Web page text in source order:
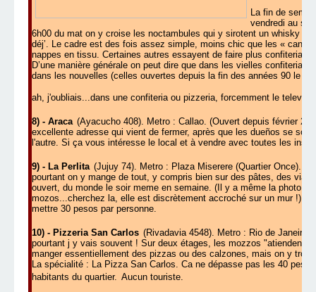
La fin de
vendredi au
6h00 du mat on y croise les noctambules qui y sirotent un whisky et
déj’. Le cadre est des fois assez simple, moins chic que les «
nappes en tissu. Certaines autres essayent de faire plus confiterias
D’une manière générale on peut dire que dans les vielles confiterias
dans les nouvelles (celles ouvertes depuis la fin des années 90 le
ah, j'oubliais...dans une confiteria ou pizzeria, forcemment le
8) - Araca (Ayacucho 408). Metro : Callao. (Ouvert depuis février
excellente adresse qui vient de fermer, après que les dueños se
l'autre. Si ça vous intéresse le local et à vendre avec toutes les
9) - La Perlita (Jujuy 74). Metro : Plaza Miserere (Quartier Once).
pourtant on y mange de tout, y compris bien sur des pâtes, des
ouvert, du monde le soir meme en semaine. (Il y a même la photo
mozos...cherchez la, elle est discrètement accroché sur un mur !).
mettre 30 pesos par personne.
10) - Pizzeria San Carlos (Rivadavia 4548). Metro : Rio de Janeiro
pourtant j y vais souvent ! Sur deux étages, les mozzos "atienden
manger essentiellement des pizzas ou des calzones, mais on y
La spécialité : La Pizza San Carlos. Ca ne dépasse pas les 40
habitants du quartier. Aucun touriste.